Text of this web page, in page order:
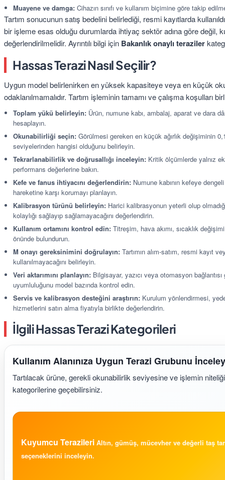
Muayene ve damga: Cihazın sınıfı ve kullanım biçimine göre takip
Tartım sonucunun satış bedelini belirlediği, resmi kayıtlarda
bir işleme esas olduğu durumlarda ihtiyaç sektör adına göre değil,
değerlendirilmelidir. Ayrıntılı bilgi için Bakanlık onaylı teraziler
Hassas Terazi Nasıl Seçilir?
Uygun model belirlenirken en yüksek kapasiteye veya en küçük
odaklanılmamalıdır. Tartım işleminin tamamı ve çalışma koşulları
Toplam yükü belirleyin: Ürün, numune kabı, ambalaj, aparat ve dara
hesaplayın.
Okunabilirliği seçin: Görülmesi gereken en küçük ağırlık değişiminin
seviyelerinden hangisi olduğunu belirleyin.
Tekrarlanabilirlik ve doğrusallığı inceleyin: Kritik ölçümlerde yalnız
performans değerlerine bakın.
Kefe ve fanus ihtiyacını değerlendirin: Numune kabının kefeye
hareketine karşı korumayı planlayın.
Kalibrasyon türünü belirleyin: Harici kalibrasyonun yeterli olup
kolaylığı sağlayıp sağlamayacağını değerlendirin.
Kullanım ortamını kontrol edin: Titreşim, hava akımı, sıcaklık
önünde bulundurun.
M onayı gereksinimini doğrulayın: Tartımın alım-satım, resmi kayıt
kullanılmayacağını belirleyin.
Veri aktarımını planlayın: Bilgisayar, yazıcı veya otomasyon
uyumluluğunu model bazında kontrol edin.
Servis ve kalibrasyon desteğini araştırın: Kurulum yönlendirmesi,
hizmetlerini satın alma fiyatıyla birlikte değerlendirin.
İlgili Hassas Terazi Kategorileri
Kullanım Alanınıza Uygun Terazi Grubunu
Tartılacak ürüne, gerekli okunabilirlik seviyesine ve işlemin
kategorilerine geçebilirsiniz.
Kuyumcu Terazileri Altın, gümüş, mücevher ve değerli taş
seçeneklerini inceleyin.